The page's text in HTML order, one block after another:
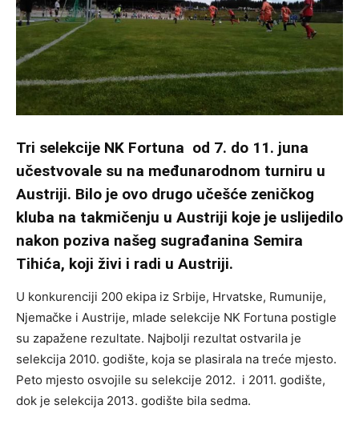
Tri selekcije NK Fortuna od 7. do 11. juna
učestvovale su na međunarodnom turniru u
Austriji. Bilo je ovo drugo učešće zeničkog
kluba na takmičenju u Austriji koje je uslijedilo
nakon poziva našeg sugrađanina Semira
Tihića, koji živi i radi u Austriji.
U konkurenciji 200 ekipa iz Srbije, Hrvatske, Rumunije,
Njemačke i Austrije, mlade selekcije NK Fortuna postigle
su zapažene rezultate. Najbolji rezultat ostvarila je
selekcija 2010. godište, koja se plasirala na treće mjesto.
Peto mjesto osvojile su selekcije 2012. i 2011. godište,
dok je selekcija 2013. godište bila sedma.